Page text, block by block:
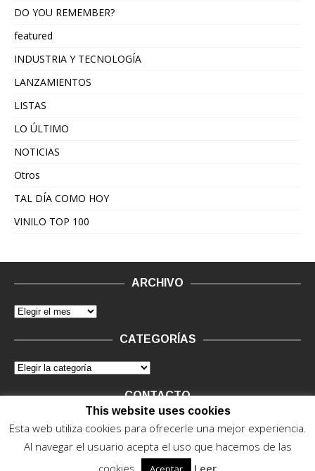
DO YOU REMEMBER?
featured
INDUSTRIA Y TECNOLOGÍA
LANZAMIENTOS
LISTAS
LO ÚLTIMO
NOTICIAS
Otros
TAL DÍA COMO HOY
VINILO TOP 100
ARCHIVO
CATEGORÍAS
CONTACTO
Vinilo Negro.Consultas de anunciantes y Legal, en vinilo at
This website uses cookies
Esta web utiliza cookies para ofrecerle una mejor experiencia.
Al navegar el usuario acepta el uso que hacemos de las
cookies.
Leer